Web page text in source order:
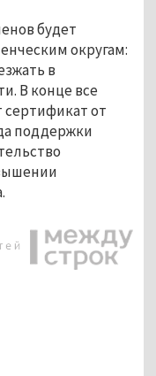
будет
округам:
в
В конце все
от
поддержки